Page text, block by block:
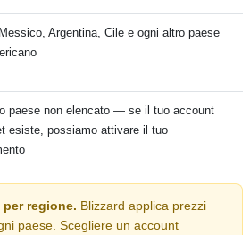
Argentina, Cile e ogni altro paese
paese non elencato — se il tuo account
esiste, possiamo attivare il tuo
regione. Blizzard applica prezzi
paese. Scegliere un account